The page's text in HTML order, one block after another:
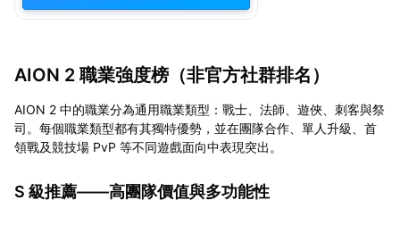
AION 2 職業強度榜（非官方社群排名）
AION 2 中的職業分為通用職業類型：戰士、法師、遊俠、刺客與祭
司。每個職業類型都有其獨特優勢，並在團隊合作、單人升級、首
領戰及競技場 PvP 等不同遊戲面向中表現突出。
S 級推薦——高團隊價值與多功能性